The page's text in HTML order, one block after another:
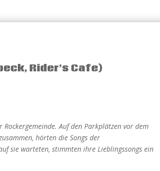
Rider’s Cafe)
Auf den Parkplätzen vor dem
hörten die Songs der
sie warteten, stimmten ihre Lieblingssongs ein